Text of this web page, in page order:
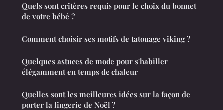
Quels sont critères requis pour le choix du bonnet
de votre bébé ?
Comment choisir ses motifs de tatouage viking ?
Quelques astuces de mode pour s'habiller
élégamment en temps de chaleur
Quelles sont les meilleures idées sur la façon de
porter la lingerie de Noël ?